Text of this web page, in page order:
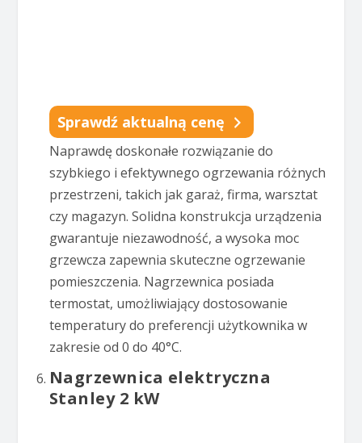
Sprawdź aktualną cenę
Naprawdę doskonałe rozwiązanie do
szybkiego i efektywnego ogrzewania różnych
przestrzeni, takich jak garaż, firma, warsztat
czy magazyn. Solidna konstrukcja urządzenia
gwarantuje niezawodność, a wysoka moc
grzewcza zapewnia skuteczne ogrzewanie
pomieszczenia. Nagrzewnica posiada
termostat, umożliwiający dostosowanie
temperatury do preferencji użytkownika w
zakresie od 0 do 40°C.
Nagrzewnica elektryczna
Stanley 2 kW